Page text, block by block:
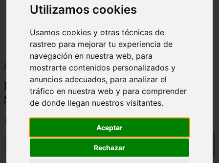
Utilizamos cookies
Usamos cookies y otras técnicas de
rastreo para mejorar tu experiencia de
navegación en nuestra web, para
mostrarte contenidos personalizados y
anuncios adecuados, para analizar el
tráfico en nuestra web y para comprender
de donde llegan nuestros visitantes.
Aceptar
Rechazar
canal tv
nombres para gatos
tablon de anuncios
uncategorized
zona pro
Inicio
gatos2 >Nombres Graciosos para Perros Salchicha
Nombres Graciosos para Perros
Salchicha
📅 12/06/2025